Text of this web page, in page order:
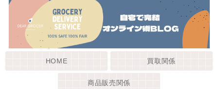
HOME 買取関係
商品販売関係